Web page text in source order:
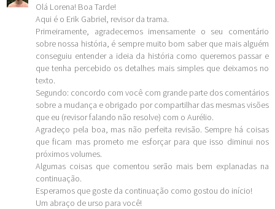
Olá Lorena! Boa Tarde!
Aqui é o Erik Gabriel, revisor da trama.
Primeiramente, agradecemos imensamente o seu comentário
sobre nossa história, é sempre muito bom saber que mais alguém
conseguiu entender a ideia da história como queremos passar e
que tenha percebido os detalhes mais simples que deixamos no
texto.
Segundo: concordo com você com grande parte dos comentários
sobre a mudança e obrigado por compartilhar das mesmas visões
que eu (revisor falando não resolve) com o Aurélio.
Agradeço pela boa, mas não perfeita revisão. Sempre há coisas
que ficam mas prometo me esforçar para que isso diminui nos
próximos volumes.
Algumas coisas que comentou serão mais bem explanadas na
continuação.
Esperamos que goste da continuação como gostou do início!
Um abraço de urso para você!